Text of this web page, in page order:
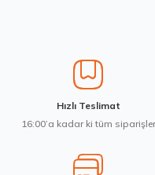
Ürün bilgilerinde hatalar
Ürün fiyatı diğer sitelerden
Bu ürüne benzer farklı
Hankook 255/45R19Y 104Y XL
10.811,63 ₺
Hızlı Teslimat
16:00’a kadar ki tüm siparişler